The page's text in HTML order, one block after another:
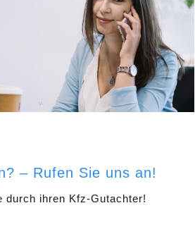
– Rufen Sie uns an!
durch ihren Kfz-Gutachter!